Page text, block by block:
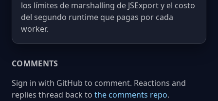
los límites de marshalling de JSExport y el costo
del segundo runtime que pagas por cada
worker.
COMMENTS
Sign in with GitHub to comment. Reactions and
replies thread back to the comments repo.